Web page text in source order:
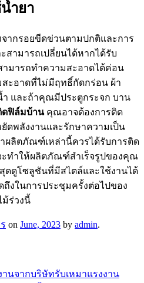
ำยา
ากรอยขีดข่วนตามปกติและการ
ามารถเปลี่ยนได้หากได้รับ
ามารถทำความสะอาดได้ค่อน
สะอาดที่ไม่มีฤทธิ์กัดกร่อน ผ้า
ำ และถ้าคุณมีประตูกระจก บาน
ดฟิล์มบ้านคุณอาจต้องการติด
ดพลังงานและรักษาความเป็น
ผลิตภัณฑ์เหล่านี้ควรได้รับการติด
ะทำให้ผลิตภัณฑ์สำเร็จรูปของคุณ
ดดูโซลูชันที่มีสไตล์และใช้งานได้
งในการประชุมครั้งต่อไปของ
ม้ร่วงนี้
on June, 2023 by admin.
นจากบริษัทรับเหมาแรงงาน